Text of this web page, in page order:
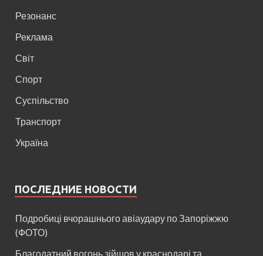
Резонанс
Реклама
Світ
Спорт
Суспільство
Транспорт
Україна
ПОСЛЕДНИЕ НОВОСТИ
Подробиці вчорашнього авіаудару по Запоріжжю
(ФОТО)
Благодатний вогонь зійшов у краснодарі та